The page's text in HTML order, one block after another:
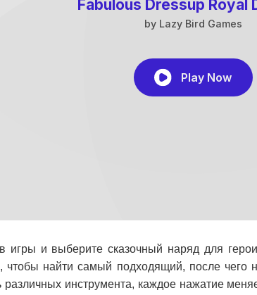
игры и выберите сказочный наряд для
чтобы найти самый подходящий, после
различных инструмента, каждое нажатие